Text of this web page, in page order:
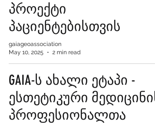
პროექტი
პაციენტებისთვის
gaiageoassociation
May 10, 2025
2 min read
GAIA-ს ახალი ეტაპი -
ესთეტიკური მედიცინის
პროფესიონალთა